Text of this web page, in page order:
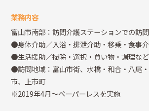
業務内容
富山市南部：訪問介護ステーションでの訪
●身体介助／入浴・排泄介助・移乗・食事
●生活援助／掃除・選択・買い物・調理など
●訪問地域：富山市街、水橋・和合・八尾
市、上市町
※2019年4月～ペーパーレスを実施